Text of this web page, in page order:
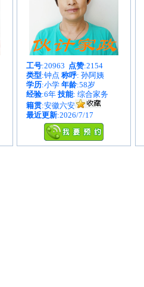
工号:20963 点赞:2154
类型:钟点 称呼: 孙阿姨
学历:小学 年龄:58岁
经验:6年 技能: 综合家务
籍贯:安徽六安
最近更新:2026/7/17